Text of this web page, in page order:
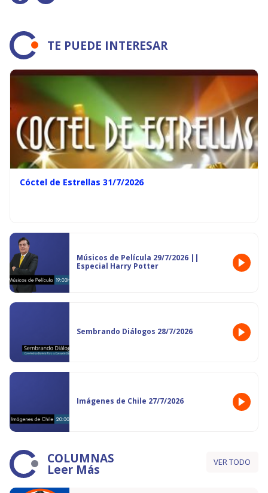
TE PUEDE INTERESAR
Cóctel de Estrellas 31/7/2026
Músicos de Película 29/7/2026 ||
Especial Harry Potter
Sembrando Diálogos 28/7/2026
Imágenes de Chile 27/7/2026
COLUMNAS
Leer Más VER TODO